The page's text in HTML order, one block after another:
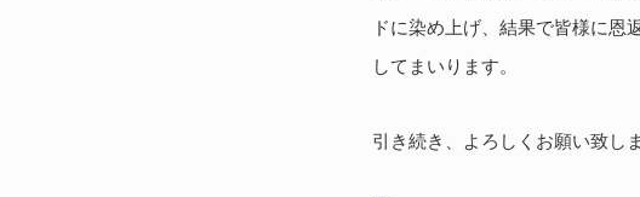
ドに染め上げ、結果で皆様に恩
してまいります。
引き続き、よろしくお願い致しま